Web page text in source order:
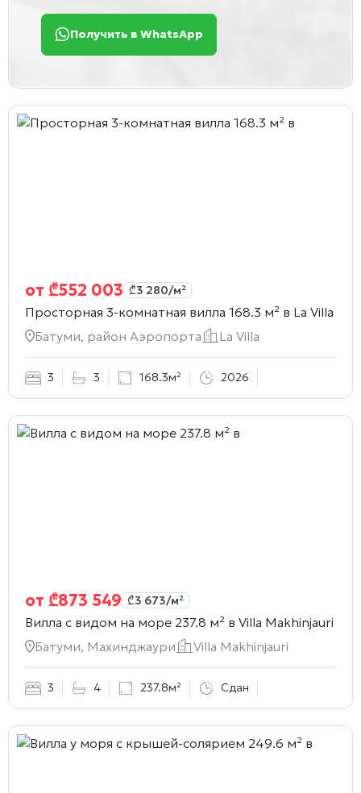
Получить в WhatsApp
от ₾552 003 ₾3 280/м²
Просторная 3-комнатная вилла 168.3 м² в La Villa
Батуми, район Аэропорта
La Villa
3 3 168.3м² 2026
от ₾873 549 ₾3 673/м²
Вилла с видом на море 237.8 м² в Villa Makhinjauri
Батуми, Махинджаури
Villa Makhinjauri
3 4 237.8м² Сдан